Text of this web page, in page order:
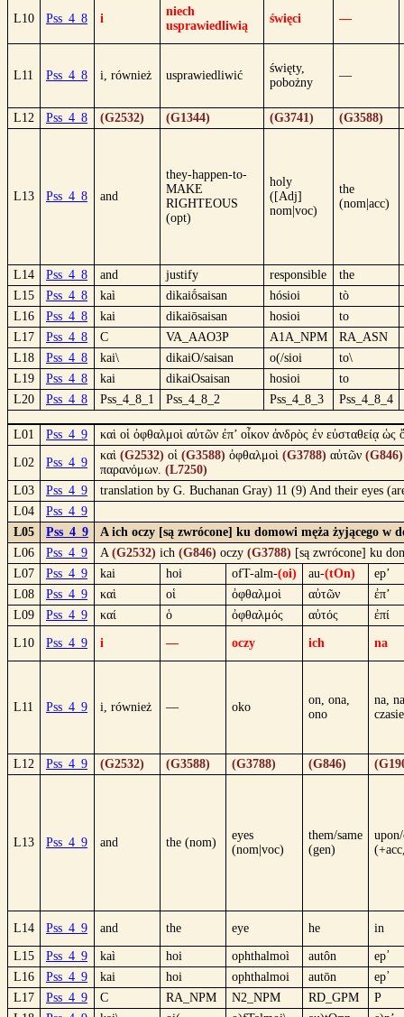
L10 Pss_4_8 i
niech
usprawiedliwią
święci —
L11 Pss_4_8 i, również usprawiedliwić
święty,
pobożny
—
L12 Pss_4_8 (G2532) (G1344) (G3741) (G3588)
L13 Pss_4_8 and
they-happen-to-
MAKE
RIGHTEOUS
(opt)
holy
([Adj]
nom|voc)
the
(nom|acc)
L14 Pss_4_8 and justify responsible
the
L15
Pss_4_8 kaì dikaiṓsaisan hósioi
tò
L16
Pss_4_8 kai dikaiōsaisan hosioi
to
L17
Pss_4_8 C VA_AAO3P A1A_NPM
RA_ASN
L18
Pss_4_8 kai\ dikaiO/saisan o(/sioi
to\
L19
Pss_4_8 kai dikaiOsaisan hosioi
to
L20
Pss_4_8 Pss_4_8_1 Pss_4_8_2 Pss_4_8_3 Pss_4_8_4
L01 Pss_4_9 καὶ οἱ ὀφθαλμοὶ αὐτῶν ἐπ’ οἶκον ἀνδρὸς ἐν εὐσταθείᾳ
L02 Pss_4_9
καὶ (G2532) οἱ (G3588) ὀφθαλμοὶ (G3788) αὐτῶν (G846)
παρανόμων. (L7250)
L03
Pss_4_9
translation by G. Buchanan Gray) 11 (9) And their eyes
L04
Pss_4_9
L05
Pss_4_9
A ich oczy [są zwrócone] ku domowi męża żyjącego w
L06
Pss_4_9 A (G2532) ich (G846) oczy (G3788) [są zwrócone] ku
L07
Pss_4_9 kai hoi ofT-alm-(oi) au-(tOn)
ep’
L08
Pss_4_9 καὶ οἱ ὀφθαλμοὶ αὐτῶν
ἐπ’
L09
Pss_4_9 καί ὁ ὀφθαλμός αὐτός ἐπί
L10 Pss_4_9 i — oczy ich na
L11 Pss_4_9 i, również — oko
on, ona,
ono
na,
L12 Pss_4_9 (G2532) (G3588) (G3788) (G846)
L13 Pss_4_9 and the (nom)
eyes
(nom|voc)
them/same
(gen)
L14 Pss_4_9 and the eye he in
L15 Pss_4_9 kaì hoi ophthalmoì autôn
ep᾿
L16
Pss_4_9 kai hoi ophthalmoi autōn
ep᾿
L17
Pss_4_9 C RA_NPM N2_NPM RD_GPM
P